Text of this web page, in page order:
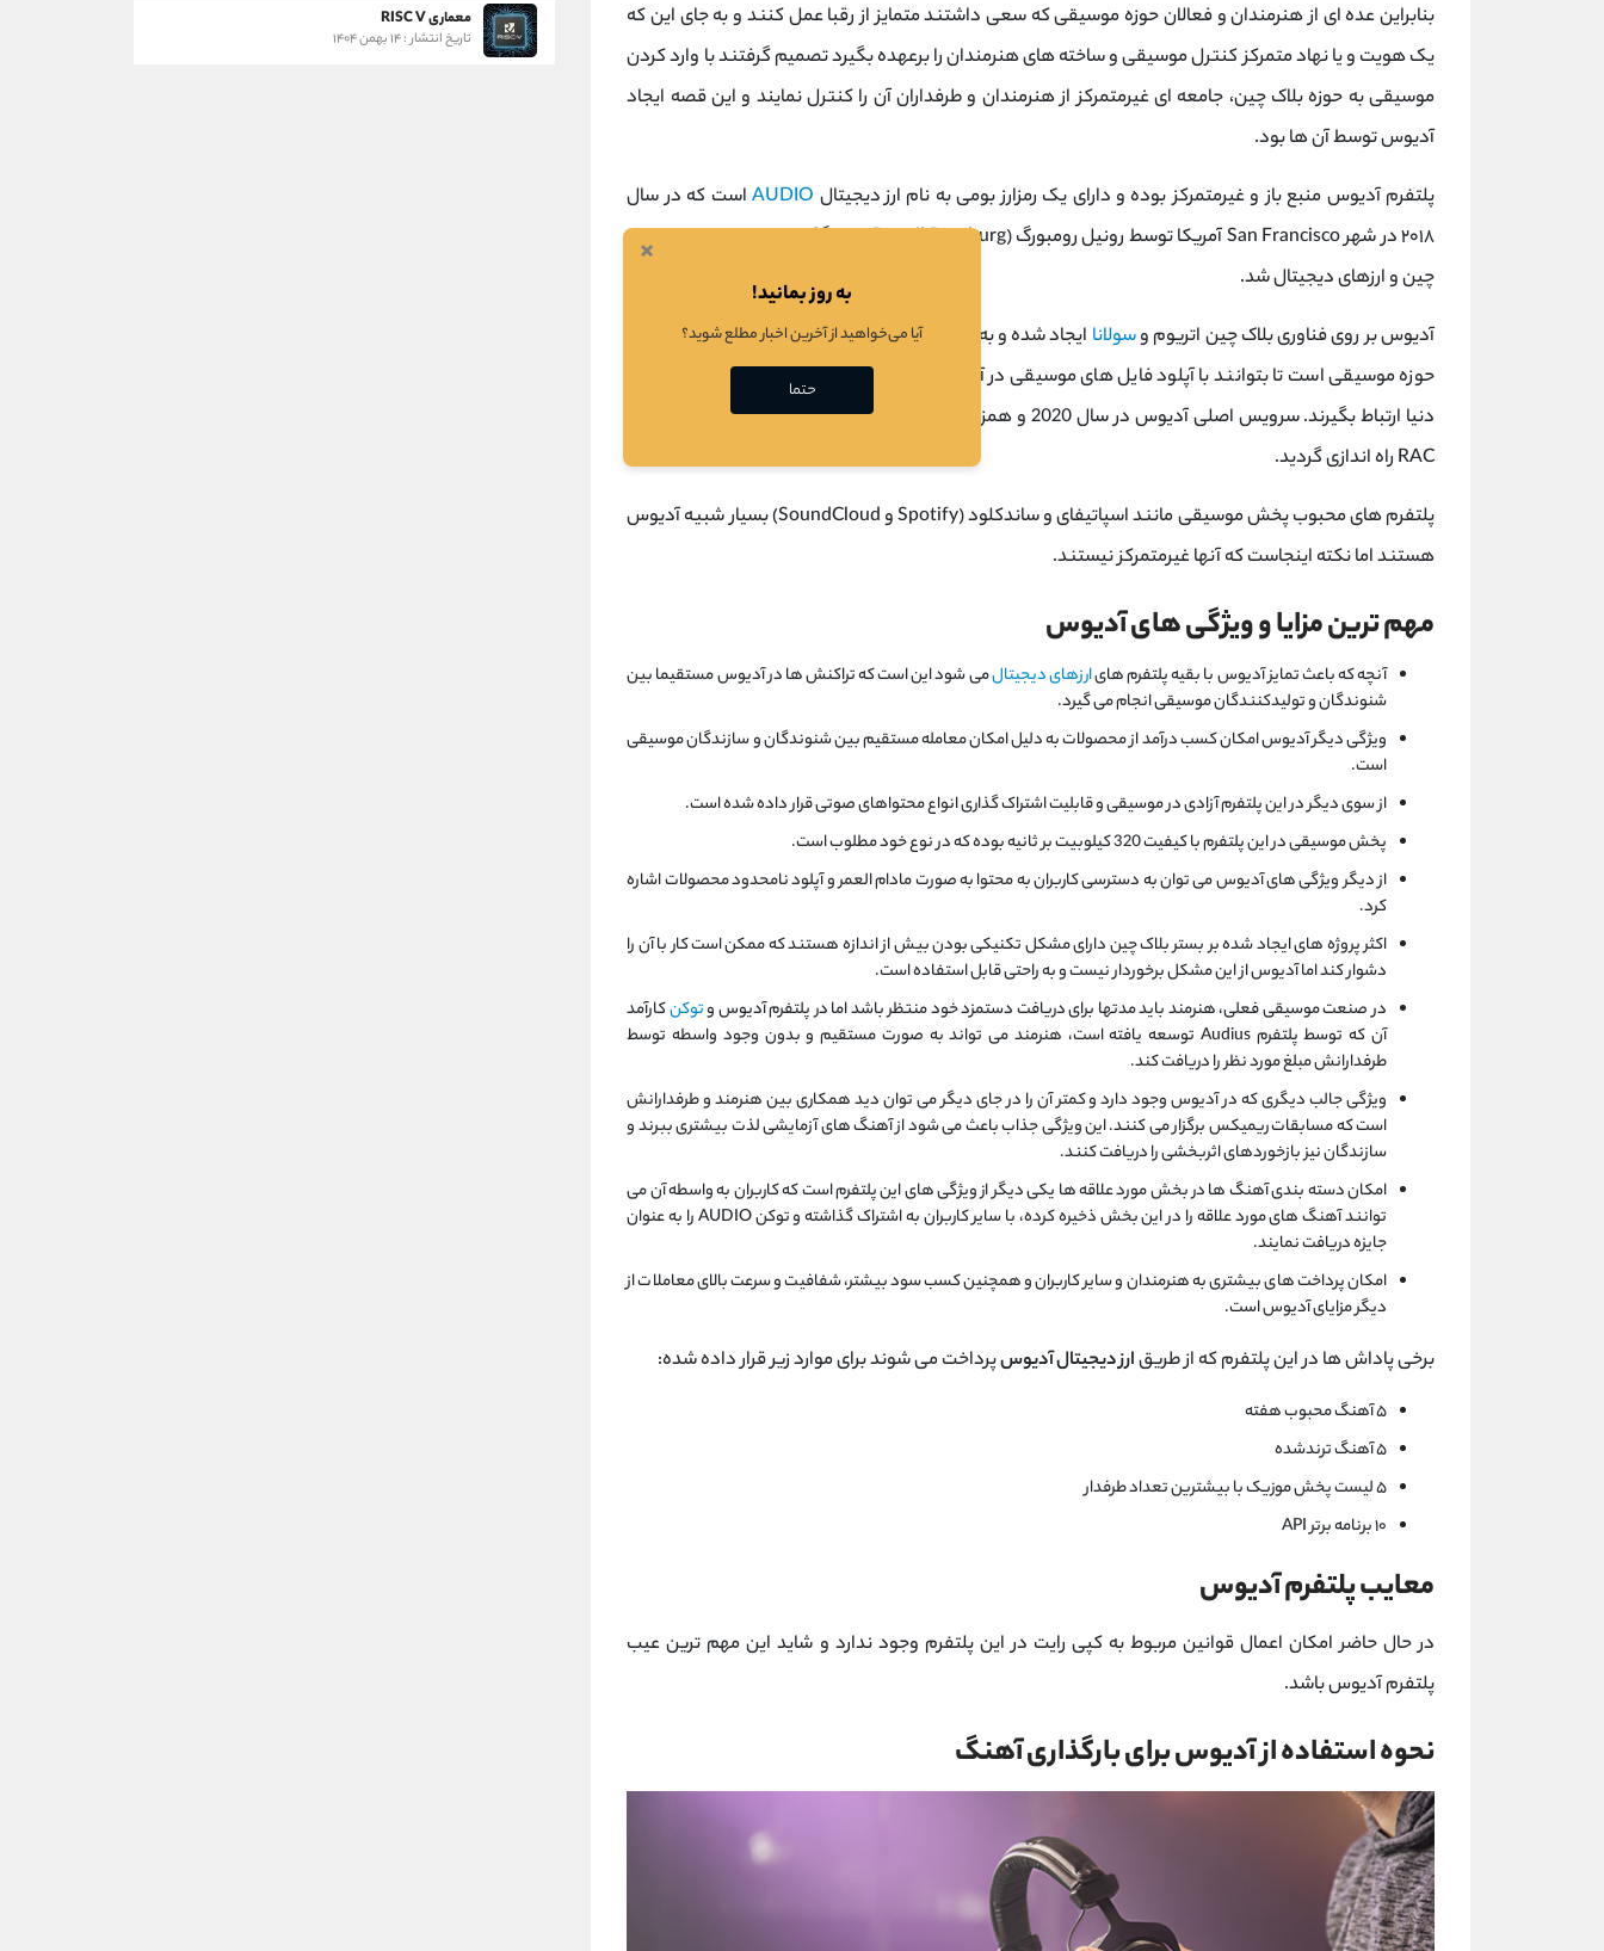
بنابراین عده ای از هنرمندان و فعالان حوزه موسیقی که سعی داشتند متمایز از رقبا عمل کنند و به جای این که
یک هویت و یا نهاد متمرکز کنترل موسیقی و ساخته های هنرمندان را برعهده بگیرد تصمیم گرفتند با وارد کردن
موسیقی به حوزه بلاک چین، جامعه‌ ای غیرمتمرکز از هنرمندان و طرفداران آن را کنترل نمایند و این قصه ایجاد
آدیوس توسط آن ها بود.
پلتفرم آدیوس منبع باز و غیرمتمرکز بوده و دارای یک رمزارز بومی به نام ارز دیجیتال AUDIOاست که در سال
۲۰۱۸ در شهر San Francisco آمریکا توسط رونیل رومبورگ (Roneil Rumburg، بنیانگذار شرکت) وارد دنیای بلاک
چین و ارزهای دیجیتال شد.
آدیوس بر روی فناوری بلاک چین اتریوم وسولانا ایجاد شده و به دنبال ایجاد امکان برای همه هنرمندان و فعالان
حوزه موسیقی است تا بتوانند با آپلود فایل ‌های موسیقی در آدیوس به طور مستقیم با طرفدارانشان در سراسر
RAC راه‌ اندازی گردید.
پلتفرم های محبوب پخش موسیقی مانند اسپاتیفای و ساندکلود (Spotify و SoundCloud) بسیار شبیه آدیوس
هستند اما نکته اینجاست که آنها غیرمتمرکز نیستند.
مهم ترین مزایا و ویژگی های آدیوس
آنچه که باعث تمایز آدیوس با بقیه پلتفرم هایارزهای دیجیتالمی شود این است که تراکنش ‌ها در آدیوس مستقیما بین
شنوندگان و تولیدکنندگان موسیقی انجام می گیرد.
ویژگی دیگر آدیوس امکان کسب درآمد از محصولات به دلیل امکان معامله مستقیم بین شنوندگان و سازندگان موسیقی
است.
از سوی دیگر در این پلتفرم آزادی در موسیقی و قابلیت اشتراک گذاری انواع محتواهای صوتی قرار داده شده است.
پخش موسیقی در این پلتفرم با کیفیت 320 کیلوبیت بر ثانیه بوده که در نوع خود مطلوب است.
از دیگر ویژگی های آدیوس می توان به دسترسی کاربران به محتوا به صورت مادام العمر و آپلود نامحدود محصولات اشاره
کرد.
اکثر پروژه های ایجاد شده بر بستر بلاک چین دارای مشکل تکنیکی بودن بیش از اندازه هستند که ممکن است کار با آن را
دشوار کند اما آدیوس از این مشکل برخوردار نیست و به راحتی قابل استفاده است.
در صنعت موسیقی فعلی، هنرمند باید مدتها برای دریافت دستمزد خود منتظر باشد اما در پلتفرم آدیوس وتوکنکارآمد
آن که توسط پلتفرم Audius توسعه یافته است، هنرمند می تواند به صورت مستقیم و بدون وجود واسطه توسط
طرفدارانش مبلغ مورد نظر را دریافت کند.
ویژگی جالب دیگری که در آدیوس وجود دارد و کمتر آن را در جای دیگر می توان دید همکاری بین هنرمند و طرفدارانش
است که مسابقات ریمیکس برگزار می کنند. این ویژگی جذاب باعث می شود از آهنگ های آزمایشی لذت بیشتری ببرند و
سازندگان نیز بازخوردهای اثربخشی را دریافت کنند.
امکان دسته بندی آهنگ ها در بخش مورد علاقه ها یکی دیگر از ویژگی های این پلتفرم است که کاربران به واسطه آن می
توانند آهنگ های مورد علاقه را در این بخش ذخیره کرده، با سایر کاربران به اشتراک گذاشته و توکن AUDIO را به عنوان
جایزه دریافت نمایند.
امکان پرداخت‌ های بیشتری به هنرمندان و سایر کاربران و همچنین کسب سود بیشتر، شفافیت و سرعت بالای معاملات از
دیگر مزایای آدیوس است.
برخی پاداش ها در این پلتفرم که از طریقارز دیجیتال آدیوسپرداخت می شوند برای موارد زیر قرار داده شده:
۵ آهنگ محبوب هفته
۵ آهنگ ترندشده
۵ لیست پخش موزیک با بیشترین تعداد طرفدار
۱۰ برنامه برتر API
معایب پلتفرم آدیوس
در حال حاضر امکان اعمال قوانین مربوط به کپی رایت در این پلتفرم وجود ندارد و شاید این مهم ترین عیب
پلتفرم آدیوس باشد.
نحوه استفاده از آدیوس برای بارگذاری آهنگ
معماری RISC V
تاریخ انتشار : ۱۴ بهمن ۱۴۰۴
×
به روز بمانید!
آیا می‌خواهید از آخرین اخبار مطلع شوید؟
حتما